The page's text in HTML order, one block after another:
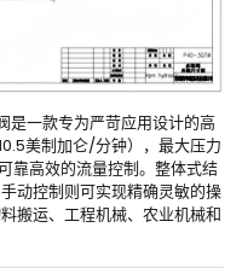
一款专为严苛应用设计的高
美制加仑/分钟），最大压力
靠高效的流量控制。整体式结
动控制则可实现精确灵敏的操
搬运、工程机械、农业机械和